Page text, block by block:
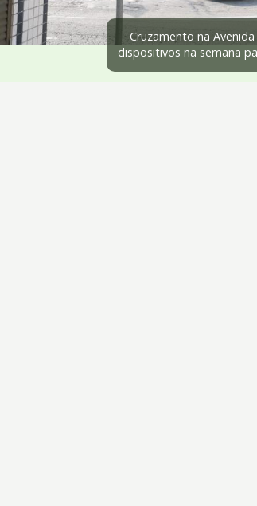
4
Acessibilidade
5
Cruzamento na
dispositivos na semana